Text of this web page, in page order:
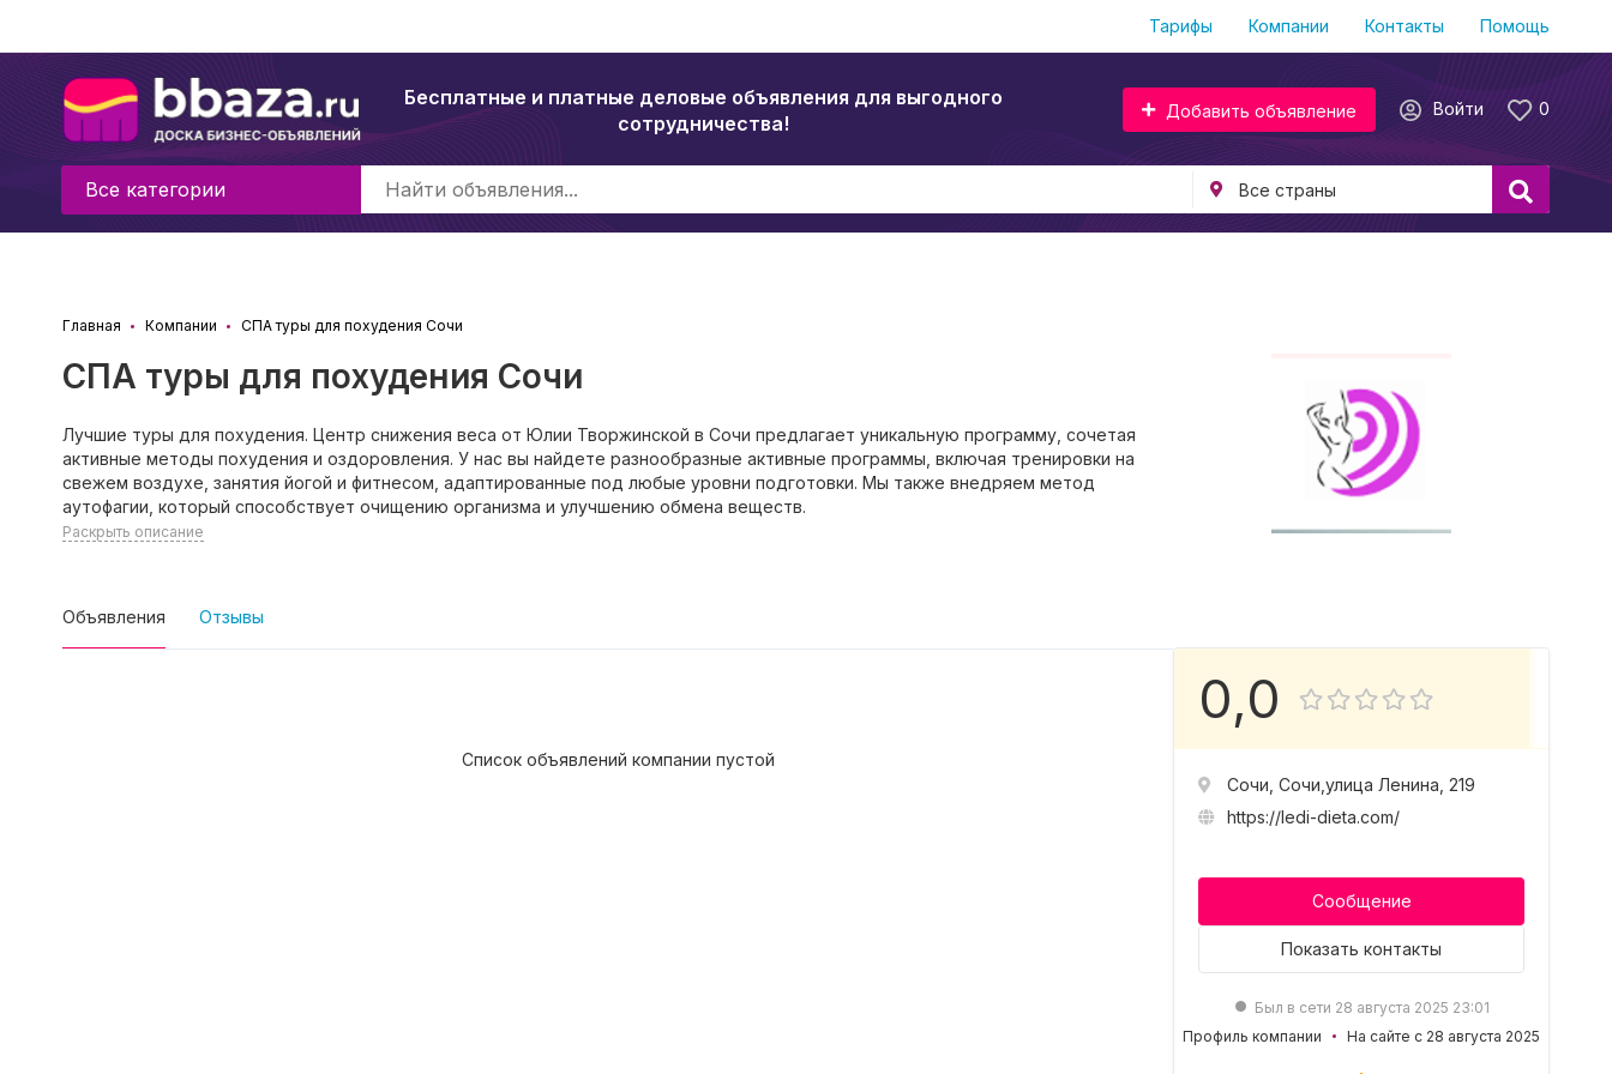
Тарифы Компании Контакты Помощь
Бесплатные и платные деловые объявления для выгодного
сотрудничества!
0
Войти
Добавить объявление
Все категории
Главная Компании СПА туры для похудения Сочи
СПА туры для похудения Сочи
Лучшие туры для похудения. Центр снижения веса от Юлии Творжинской в Сочи предлагает уникальную программу, сочетая
активные методы похудения и оздоровления. У нас вы найдете разнообразные активные программы, включая тренировки на
свежем воздухе, занятия йогой и фитнесом, адаптированные под любые уровни подготовки. Мы также внедряем метод
аутофагии, который способствует очищению организма и улучшению обмена веществ.
Раскрыть описание
Объявления Отзывы
Список объявлений компании пустой
0,0
Сочи, Сочи,улица Ленина, 219
https://ledi-dieta.com/
Сообщение
Показать контакты
Был в сети 28 августа 2025 23:01
Профиль компании
На сайте с 28 августа 2025